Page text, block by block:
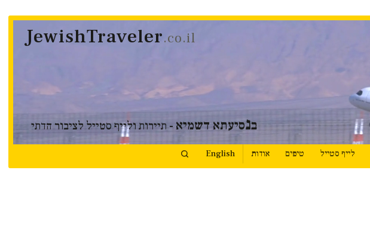
JewishTraveler.co.il
בנסיעתא דשמיא - תיירות ולייף סטייל לציבור הדתי
לייף סטייל טיפים אודות English